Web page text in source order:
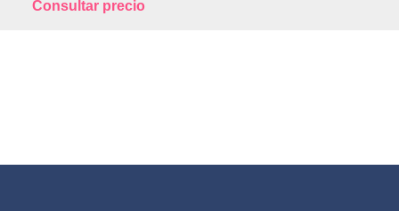
Consultar precio